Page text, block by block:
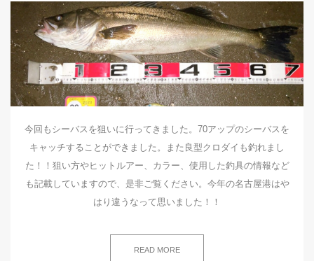
今回もシーバスを狙いに行ってきました。70アップのシーバスを
キャッチすることができました。また良型クロダイも釣れまし
た！！狙い方やヒットルアー、カラー、使用した釣具の情報など
も記載していますので、是非ご覧ください。今年の名古屋港はや
はり違うなって思いました！！
READ MORE